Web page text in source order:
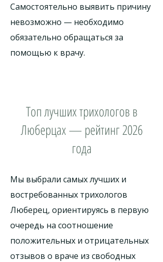
Самостоятельно выявить причину
невозможно — необходимо
обязательно обращаться за
помощью к врачу.
Топ лучших трихологов в
Люберцах — рейтинг 2026
года
Мы выбрали самых лучших и
востребованных трихологов
Люберец, ориентируясь в первую
очередь на соотношение
положительных и отрицательных
отзывов о враче из свободных